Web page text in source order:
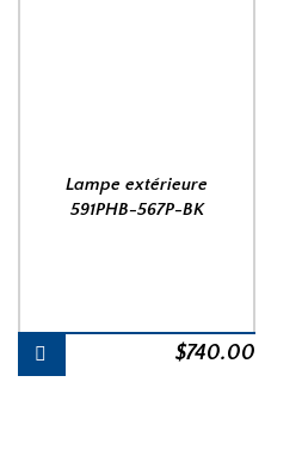
Lampe extérieure
591PHB-567P-BK
$740.00